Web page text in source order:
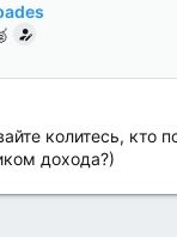
колитесь, кто
дохода?)